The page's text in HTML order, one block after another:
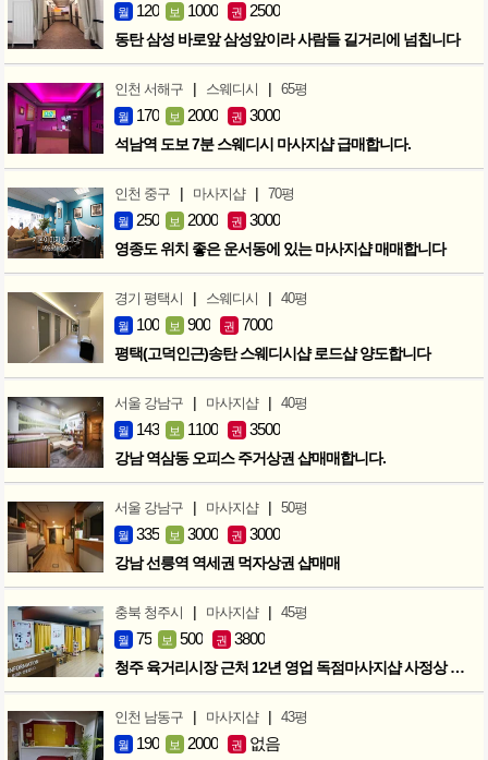
월 120 보 1000 권 2500
동탄 삼성 바로앞 삼성앞이라 사람들 길거리에 넘칩니다
인천 서해구 | 스웨디시 | 65평
월 170 보 2000 권 3000
석남역 도보 7분 스웨디시 마사지샵 급매합니다.
인천 중구 | 마사지샵 | 70평
월 250 보 2000 권 3000
영종도 위치 좋은 운서동에 있는 마사지샵 매매합니다
경기 평택시 | 스웨디시 | 40평
월 100 보 900 권 7000
평택(고덕인근)송탄 스웨디시샵 로드샵 양도합니다
서울 강남구 | 마사지샵 | 40평
월 143 보 1100 권 3500
강남 역삼동 오피스 주거상권 샵매매합니다.
서울 강남구 | 마사지샵 | 50평
월 335 보 3000 권 3000
강남 선릉역 역세권 먹자상권 샵매매
충북 청주시 | 마사지샵 | 45평
월 75 보 500 권 3800
청주 육거리시장 근처 12년 영업 독점마사지샵 사정상 급매합니다.
인천 남동구 | 마사지샵 | 43평
월 190 보 2000 권 없음